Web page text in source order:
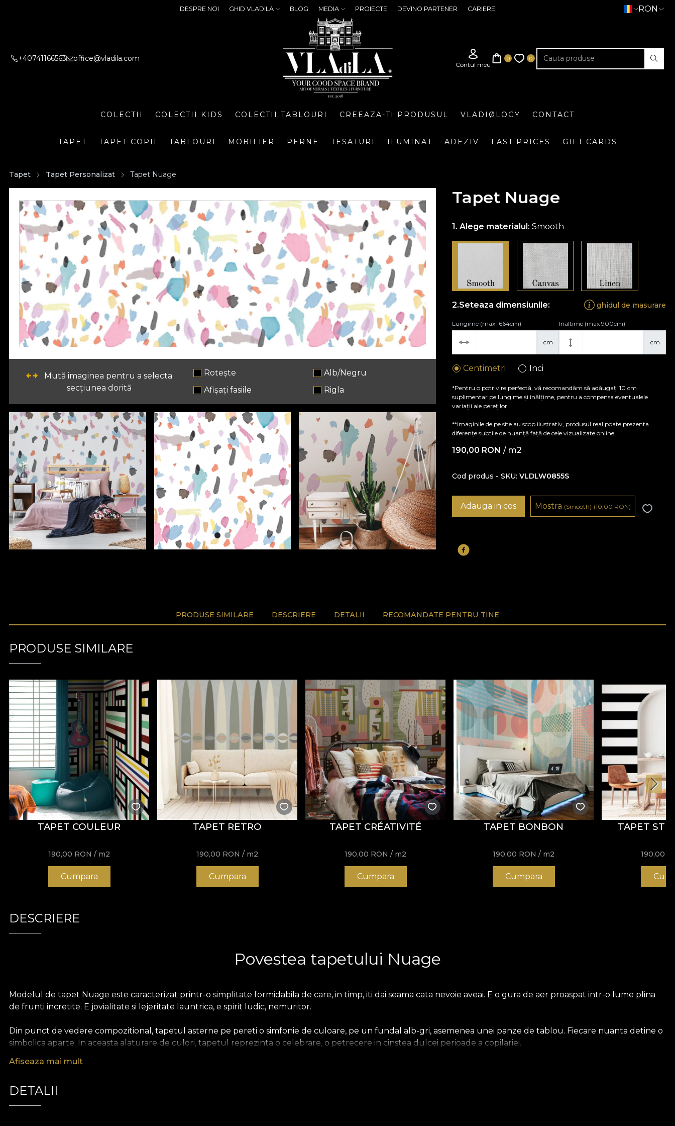
DESPRE NOI GHID VLADILA BLOG MEDIA PROIECTE DEVINO PARTENER CARIERE RON
+40741166563 office@vladila.com
COLECTII COLECTII KIDS COLECTII TABLOURI CREEAZA-TI PRODUSUL VLADIØLOGY CONTACT
TAPET TAPET COPII TABLOURI MOBILIER PERNE TESATURI ILUMINAT ADEZIV LAST PRICES GIFT CARDS
Tapet Tapet Personalizat Tapet Nuage
Mută imaginea pentru a selecta
secțiunea dorită
Rotește
Alb/Negru
Afișați fasiile
Rigla
Tapet Nuage
Alege materialul:Smooth
Seteaza dimensiunile: ghidul de masurare
cm
Lungime (max 1664cm)
cm
Inaltime (max 900cm)
Centimetri Inci
*Pentru o potrivire perfectă, vă recomandăm să adăugați 10 cm
suplimentar pe lungime și înălțime, pentru a compensa eventualele
variații ale pereților.
**Imaginile de pe site au scop ilustrativ, produsul real poate prezenta
diferențe subtile de nuanță față de cele vizualizate online.
190,00 RON / m2
Cod produs - SKU VLDLW0855S
Adauga in cos Mostra (Smooth) (10,00 RON)
PRODUSE SIMILARE DESCRIERE DETALII RECOMANDATE PENTRU TINE
PRODUSE SIMILARE
TAPET COULEUR
190,00 RON / m2
Cumpara
TAPET RETRO
190,00 RON / m2
Cumpara
TAPET CRÉATIVITÉ
190,00 RON / m2
Cumpara
TAPET BONBON
190,00 RON / m2
Cumpara
TAPET
190,00
DESCRIERE
Povestea tapetului Nuage
Modelul de tapet Nuage este caracterizat printr-o simplitate formidabila de care, in timp, iti dai seama cata nevoie aveai. E o gura de aer proaspat intr-o lume plina
de frunti incretite. E jovialitate si lejeritate launtrica, e spirit ludic, nemuritor.
Din punct de vedere compozitional, tapetul asterne pe pereti o simfonie de culoare, pe un fundal alb-gri, asemenea unei panze de tablou. Fiecare nuanta detine o
simbolica aparte. In aceasta alaturare de culori, tapetul reprezinta o celebrare, o petrecere in cinstea dulcei perioade a copilariei.
Datorita paletei cromatice relativ frugare, modelul de tapet Nuage se potriveste in camera copilului sau adolescentului tau, indiferent de stilul de amenajare.
culoare, invaluind incaperea intr-o atmosfera eleganta si plina de energie pozitiva.
Afiseaza mai mult
DETALII